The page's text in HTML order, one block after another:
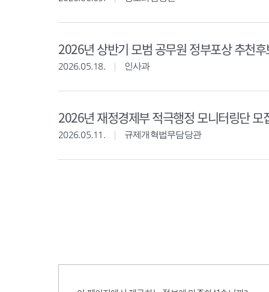
2026년 상반기 모범 공무원 정부포상 추천
2026.05.18. 인사과
2026년 재정경제부 적극행정 모니터링단 모
2026.05.11. 규제개혁법무담당관